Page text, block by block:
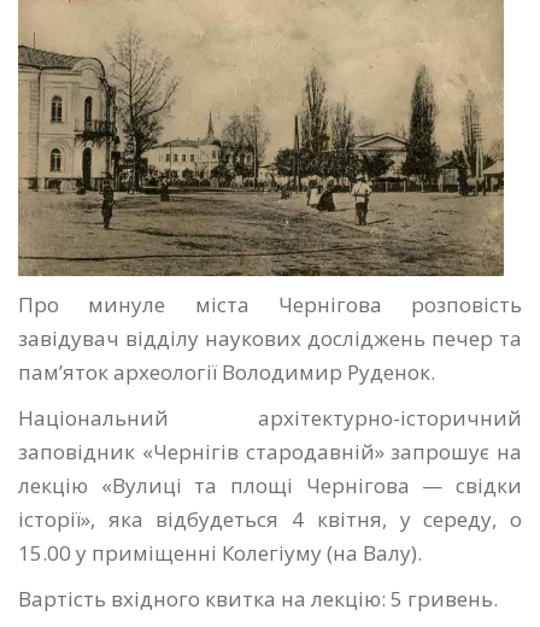
Про минуле міста Чернігова розповість
завідувач відділу наукових досліджень печер та
пам’яток археології Володимир Руденок.
Національний архітектурно-історичний
заповідник «Чернігів стародавній» запрошує на
лекцію «Вулиці та площі Чернігова — свідки
історії», яка відбудеться 4 квітня, у середу, о
15.00 у приміщенні Колегіуму (на Валу).
Вартість вхідного квитка на лекцію: 5 гривень.